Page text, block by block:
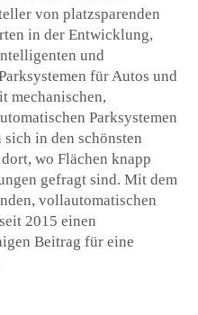
von platzsparenden
in der Entwicklung,
und
für Autos und
mechanischen,
Parksystemen
in den schönsten
wo Flächen knapp
gefragt sind. Mit dem
vollautomatischen
2015 einen
Beitrag für eine